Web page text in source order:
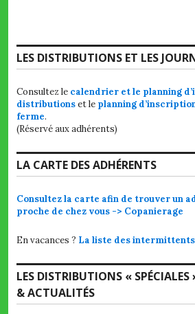
LES DISTRIBUTIONS ET LES
Consultez le calendrier et le planning
distributionset le planning
ferme.
(Réservé aux adhérents)
LA CARTE DES ADHÉRENTS
Consultez la carte afin de trouver un
proche de chez vous -> Copanierage
En vacances ? La liste des intermittents
LES DISTRIBUTIONS «
& ACTUALITÉS